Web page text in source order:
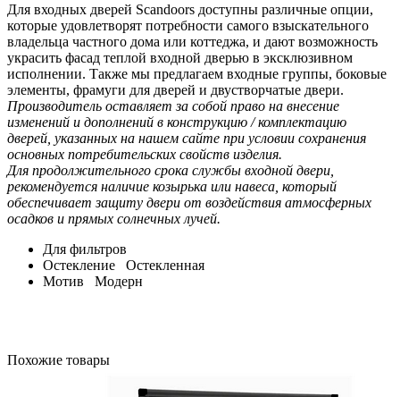
Для входных дверей Scandoors доступны различные опции,
которые удовлетворят потребности самого взыскательного
владельца частного дома или коттеджа, и дают возможность
украсить фасад теплой входной дверью в эксклюзивном
исполнении. Также мы предлагаем входные группы, боковые
элементы, фрамуги для дверей и двустворчатые двери.
Производитель оставляет за собой право на внесение
изменений и дополнений в конструкцию / комплектацию
дверей, указанных на нашем сайте при условии сохранения
основных потребительских свойств изделия.
Для продолжительного срока службы входной двери,
рекомендуется наличие козырька или навеса, который
обеспечивает защиту двери от воздействия атмосферных
осадков и прямых солнечных лучей.
Для фильтров
Остекление
Остекленная
Мотив
Модерн
Похожие товары